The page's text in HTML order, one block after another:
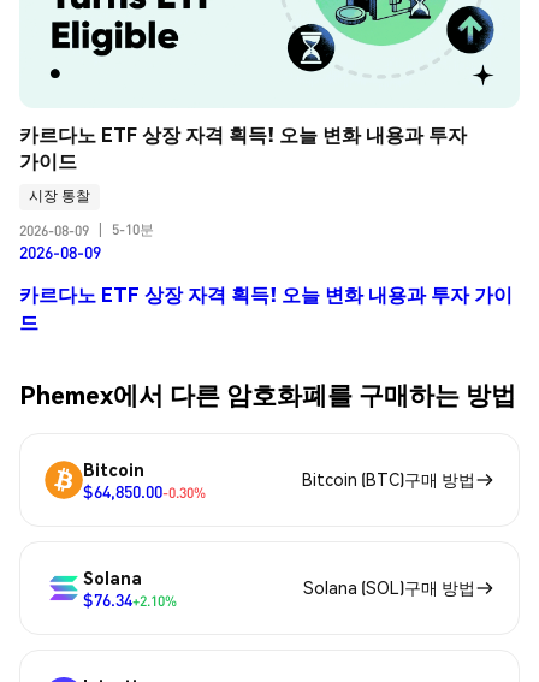
카르다노 ETF 상장 자격 획득! 오늘 변화 내용과 투자
가이드
시장 통찰
2026-08-09
5-10분
2026-08-09
카르다노 ETF 상장 자격 획득! 오늘 변화 내용과 투자 가이
드
Phemex에서 다른 암호화폐를 구매하는 방법
Bitcoin
$64,850.00-0.30%
Bitcoin (BTC)구매 방법
Solana
$76.34+2.10%
Solana (SOL)구매 방법